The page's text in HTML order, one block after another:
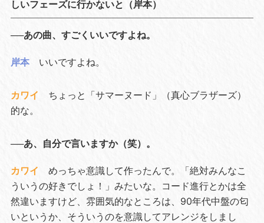
しいフェーズに行かないと（岸本）
──あの曲、すごくいいですよね。
岸本 いいですよね。
カワイ
ちょっと「サマーヌード」（真心ブラザーズ）
的な。
──あ、自分で言いますか（笑）。
カワイ
めっちゃ意識して作ったんで。「絶対みんなこ
ういうの好きでしょ！」みたいな。コード進行とかは全
然違いますけど、雰囲気的なところは、90年代中盤の匂
いというか、そういうのを意識してアレンジをしまし